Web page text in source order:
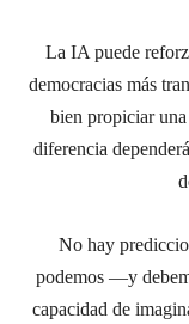
La IA puede
democracias más
bien propiciar
diferencia
No hay
podemos —y
capacidad de